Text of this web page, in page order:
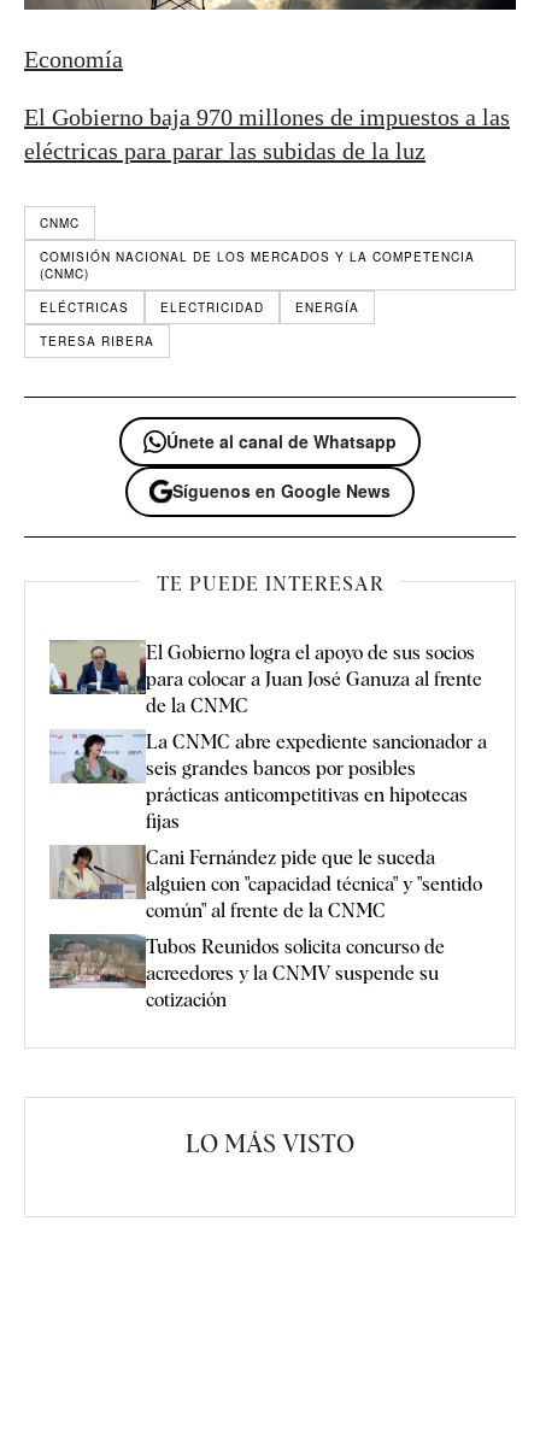
Economía
El Gobierno baja 970 millones de impuestos a las
eléctricas para parar las subidas de la luz
CNMC
COMISIÓN NACIONAL DE LOS MERCADOS Y LA COMPETENCIA
(CNMC)
ELÉCTRICAS
ELECTRICIDAD
ENERGÍA
TERESA RIBERA
Únete al canal de Whatsapp
Síguenos en Google News
TE PUEDE INTERESAR
El Gobierno logra el apoyo de sus socios
para colocar a Juan José Ganuza al frente
de la CNMC
La CNMC abre expediente sancionador a
seis grandes bancos por posibles
prácticas anticompetitivas en hipotecas
fijas
Cani Fernández pide que le suceda
alguien con "capacidad técnica" y "sentido
común" al frente de la CNMC
Tubos Reunidos solicita concurso de
acreedores y la CNMV suspende su
cotización
LO MÁS VISTO